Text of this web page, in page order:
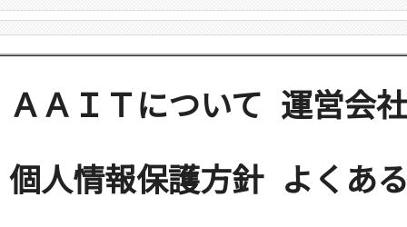
ＡＡＩＴについて 運営会社
個人情報保護方針 よくあ